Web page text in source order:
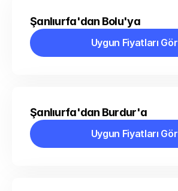
Şanlıurfa'dan Bolu'ya
Uygun Fiyatları Gör
Uygun Fiyatları Gör
Şanlıurfa'dan Burdur'a
Uygun Fiyatları Gör
Uygun Fiyatları Gör